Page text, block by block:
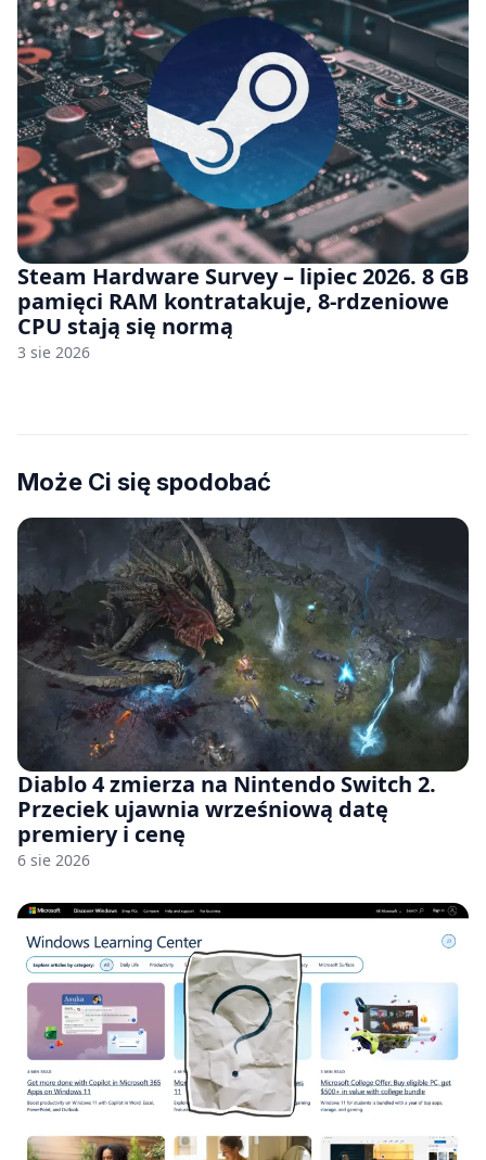
Steam Hardware Survey – lipiec 2026. 8 GB
pamięci RAM kontratakuje, 8-rdzeniowe
CPU stają się normą
3 sie 2026
Może Ci się spodobać
Diablo 4 zmierza na Nintendo Switch 2.
Przeciek ujawnia wrześniową datę
premiery i cenę
6 sie 2026